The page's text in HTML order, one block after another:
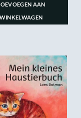
AAN
WINKELWAGEN